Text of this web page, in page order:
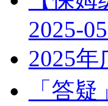
2025-
2025
「答